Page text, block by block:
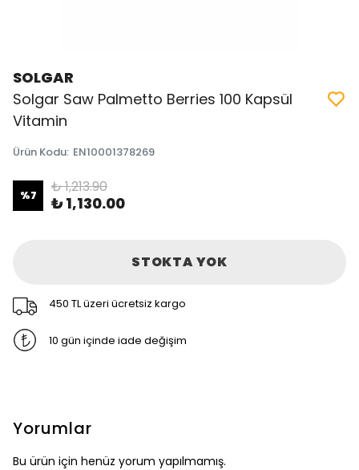
SOLGAR
Solgar Saw Palmetto Berries 100 Kapsül
Vitamin
Ürün Kodu: EN10001378269
%7 ₺ 1,213.90
₺ 1,130.00
STOKTA YOK
450 TL üzeri ücretsiz kargo
10 gün içinde iade değişim
Yorumlar
Bu ürün için henüz yorum yapılmamış.